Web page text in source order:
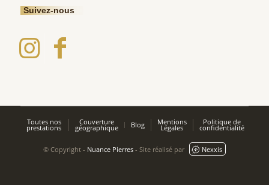
Suivez-nous
© Copyright - Nuance Pierres- Site réalisé par Nexxis
Toutes nos
prestations
Couverture
géographique Blog Mentions
Légales
Politique de
confidentialité